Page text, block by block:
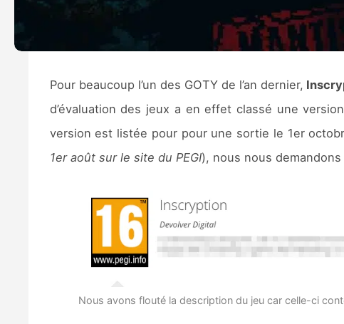
Pour beaucoup l’un des GOTY de l’an dernier,
d’évaluation des jeux a en effet classé une
version est listée pour pour une sortie le 1er
1er août sur le site du PEGI), nous nous
Nous avons flouté la description du jeu car celle-ci